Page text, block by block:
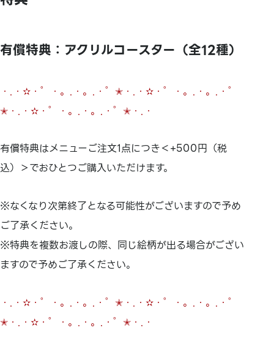
有償特典：アクリルコースター（全12種）
・.・✫・゜・。.・。.・゜✭・.・✫・゜・。.・。.・゜
✭・.・✫・゜・。.・。.・゜✭・.・
有償特典はメニューご注文1点につき＜+500円（税
込）＞でおひとつご購入いただけます。
※なくなり次第終了となる可能性がございますので予め
ご了承ください。
※特典を複数お渡しの際、同じ絵柄が出る場合がござい
ますので予めご了承ください。
・.・✫・゜・。.・。.・゜✭・.・✫・゜・。.・。.・゜
✭・.・✫・゜・。.・。.・゜✭・.・